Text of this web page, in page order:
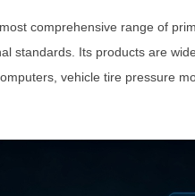
comprehensive range of
standards. Its products are
vehicle tire pressure